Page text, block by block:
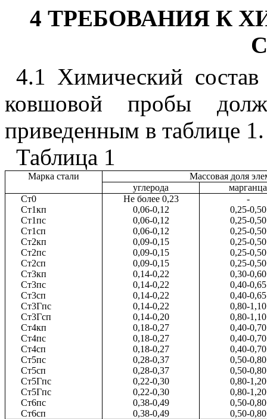
4 ТРЕБОВАНИЯ К
4.1 Химический
ковшовой пробы
приведенным в таблице 1.
Таблица 1
Марка стали
Массовая доля
углерода
марганца
Ст0
Не более 0,23
-
Ст1кп
0,06-0,12
0,25-0,50
Ст1пс
0,06-0,12
0,25-0,50
Ст1сп
0,06-0,12
0,25-0,50
Ст2кп
0,09-0,15
0,25-0,50
Ст2пс
0,09-0,15
0,25-0,50
Ст2сп
0,09-0,15
0,25-0,50
Ст3кп
0,14-0,22
0,30-0,60
Ст3пс
0,14-0,22
0,40-0,65
Ст3сп
0,14-0,22
0,40-0,65
Ст3Гпс
0,14-0,22
0,80-1,10
Ст3Гсп
0,14-0,20
0,80-1,10
Ст4кп
0,18-0,27
0,40-0,70
Ст4пс
0,18-0,27
0,40-0,70
Ст4сп
0,18-0,27
0,40-0,70
Ст5пс
0,28-0,37
0,50-0,80
Ст5сп
0,28-0,37
0,50-0,80
Ст5Гпс
0,22-0,30
0,80-1,20
Ст5Гпс
0,22-0,30
0,80-1,20
Ст6пс
0,38-0,49
0,50-0,80
Ст6сп
0,38-0,49 0,50-0,80